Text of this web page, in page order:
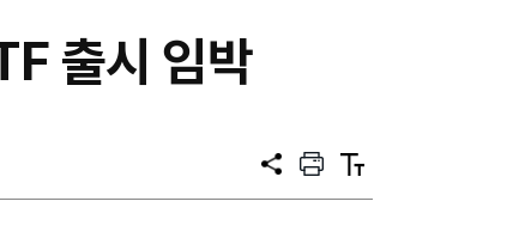
출시 임박
공
프
트
텍
트